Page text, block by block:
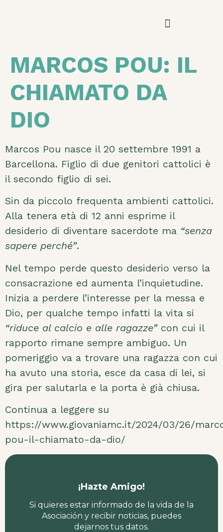
MARCOS POU: IL
CHIAMATO DA
DIO
Marcos Pou nasce il 20 settembre 1991 a
Barcellona. Figlio di due genitori cattolici è
il secondo figlio di sei.
Sin da piccolo frequenta ambienti cattolici.
Alla tenera età di 12 anni esprime il
desiderio di diventare sacerdote ma “senza
sapere perché”.
Nel tempo perde questo desiderio verso la
consacrazione ed aumenta l’inquietudine.
Inizia a perdere l’interesse per la messa e
Dio, per qualche tempo infatti la vita si
“riduce al calcio e alle ragazze”con cui il
rapporto rimane sempre ambiguo. Un
pomeriggio va a trovare una ragazza con cui
ha avuto una storia, esce da casa di lei, si
gira per salutarla e la porta è già chiusa.
Continua a leggere su
https://www.giovaniamc.it/2024/03/26/
pou-il-chiamato-da-dio/
¡Hazte Amigo!
Si quieres estar informado de la vida de la
Asociación y recibir noticias, puedes
dejarnos tus datos.